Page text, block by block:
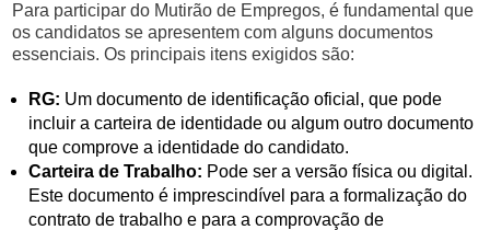
Para participar do Mutirão de Empregos, é fundamental que
os candidatos se apresentem com alguns documentos
essenciais. Os principais itens exigidos são:
RG: Um documento de identificação oficial, que pode
incluir a carteira de identidade ou algum outro documento
que comprove a identidade do candidato.
Carteira de Trabalho: Pode ser a versão física ou digital.
Este documento é imprescindível para a formalização do
contrato de trabalho e para a comprovação de